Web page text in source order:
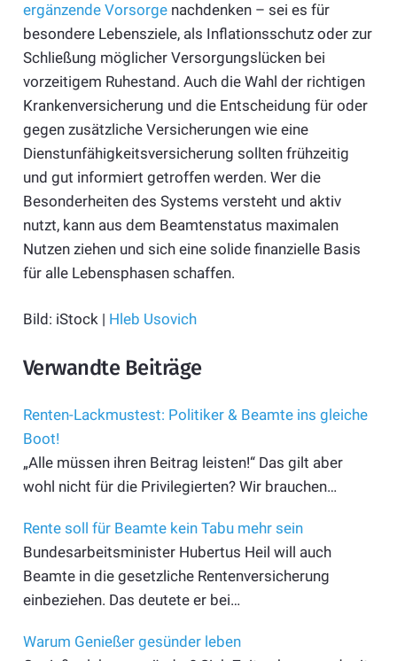
ergänzende Vorsorgenachdenken – sei es für
besondere Lebensziele, als Inflationsschutz oder zur
Schließung möglicher Versorgungslücken bei
vorzeitigem Ruhestand. Auch die Wahl der richtigen
Krankenversicherung und die Entscheidung für oder
gegen zusätzliche Versicherungen wie eine
Dienstunfähigkeitsversicherung sollten frühzeitig
und gut informiert getroffen werden. Wer die
Besonderheiten des Systems versteht und aktiv
nutzt, kann aus dem Beamtenstatus maximalen
Nutzen ziehen und sich eine solide finanzielle Basis
für alle Lebensphasen schaffen.
Bild: iStock | Hleb Usovich
Verwandte Beiträge
Renten-Lackmustest: Politiker & Beamte ins gleiche
Boot!
„Alle müssen ihren Beitrag leisten!“ Das gilt aber
wohl nicht für die Privilegierten? Wir brauchen…
Rente soll für Beamte kein Tabu mehr sein
Bundesarbeitsminister Hubertus Heil will auch
Beamte in die gesetzliche Rentenversicherung
einbeziehen. Das deutete er bei…
Warum Genießer gesünder leben